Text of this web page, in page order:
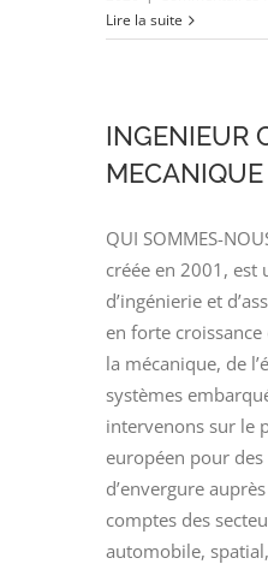
Lire la suite
INGENIEUR
QUI SOMMES-
créée en 2001, est
d’ingénierie et
en forte
la mécanique, de
systèmes
intervenons sur le
européen pour
d’envergure
comptes des
automobile,